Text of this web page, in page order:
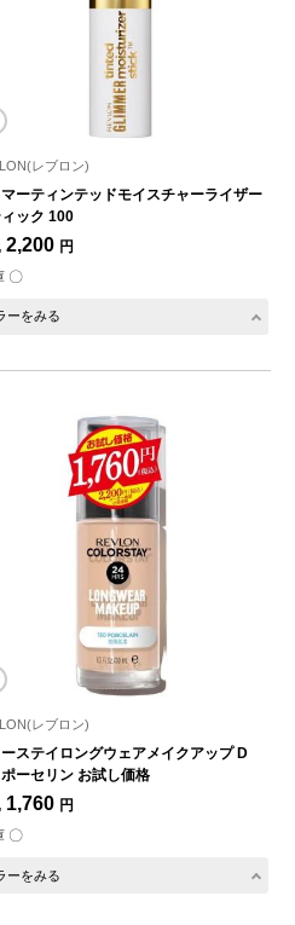
レブロン)
ーティンテッドモイスチャーライザー
ィック 100
2,200 円
〇
ーをみる
レブロン)
ステイロングウェアメイクアップ D
ーセリン お試し価格
1,760 円
〇
ーをみる